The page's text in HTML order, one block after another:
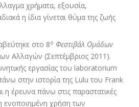
χρήματα, εξουσία,
η ίδια γίνεται θύμα της ζωής
στο 8ο Φεστιβάλ Ομάδων
Αλλαγών (Σεπτέμβριος 2011).
εργασίας του laboratorium
στην ιστορία της Lulu του Frank
η έρευνα πάνω στις παραστατικές
η ενοποιημένη χρήση των